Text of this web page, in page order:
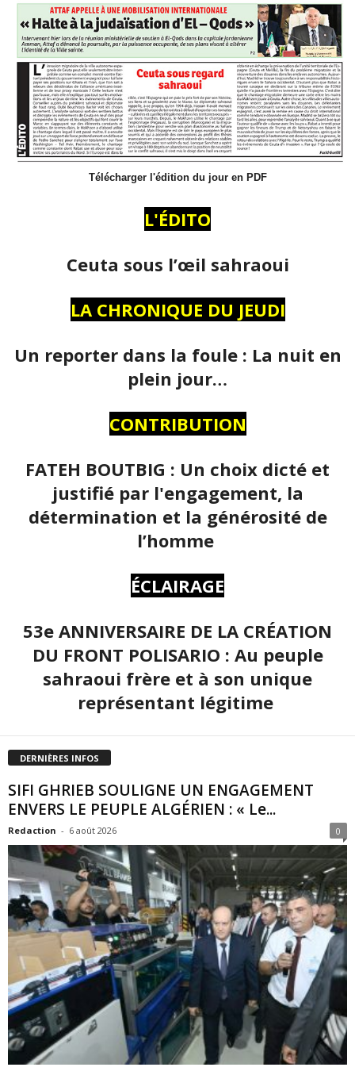
Télécharger l'édition du jour en PDF
L'ÉDITO
Ceuta sous l’œil sahraoui
LA CHRONIQUE DU JEUDI
Un reporter dans la foule : La nuit en
plein jour…
CONTRIBUTION
FATEH BOUTBIG : Un choix dicté et
justifié par l'engagement, la
détermination et la générosité de
l’homme
ÉCLAIRAGE
53e ANNIVERSAIRE DE LA CRÉATION
DU FRONT POLISARIO : Au peuple
sahraoui frère et à son unique
représentant légitime
DERNIÈRES INFOS
SIFI GHRIEB SOULIGNE UN ENGAGEMENT
ENVERS LE PEUPLE ALGÉRIEN : « Le...
Redaction - 6 août 2026 0